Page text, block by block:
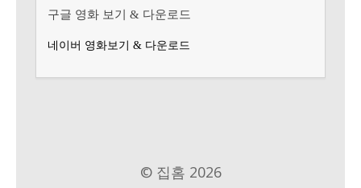
구글 영화 보기 & 다운로드
네이버 영화보기 & 다운로드
© 집홈 2026